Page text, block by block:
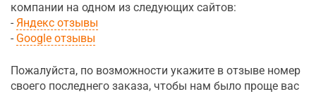
компании на одном из следующих сайтов:
- Яндекс отзывы
- Google отзывы
Пожалуйста, по возможности укажите в отзыве номер
своего последнего заказа, чтобы нам было проще вас